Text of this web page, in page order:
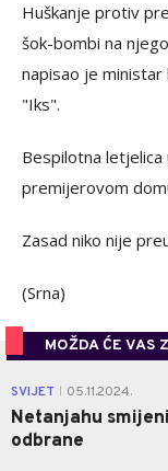
Huškanje protiv
šok-bombi na
napisao je
"Iks".
Bespilotna
premijerovom
Zasad niko nije
(Srna)
MOŽDA ĆE VAS
SVIJET 05.11.2024.
Netanjahu
odbrane